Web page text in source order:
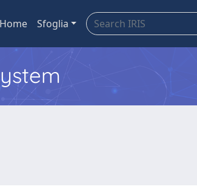
Home Sfoglia